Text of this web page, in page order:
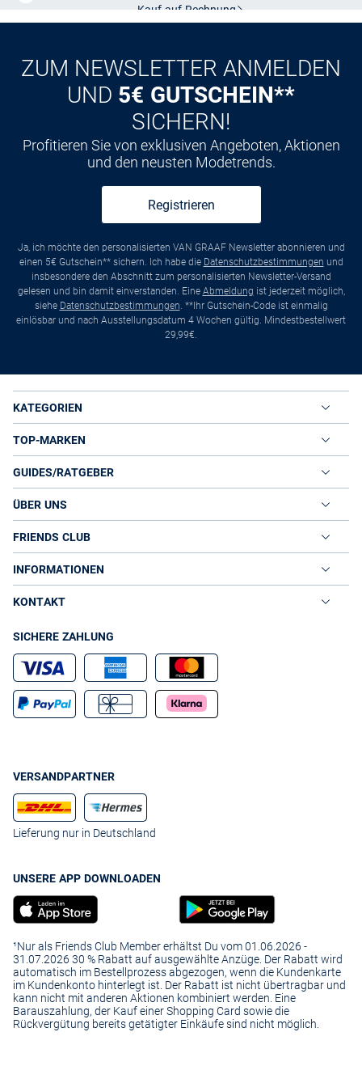
ZUM NEWSLETTER ANMELDEN
UND 5€ GUTSCHEIN**
SICHERN!
Profitieren Sie von exklusiven Angeboten, Aktionen
und den neusten Modetrends.
Registrieren
Ja, ich möchte den personalisierten VAN GRAAF Newsletter abonnieren und
einen 5€ Gutschein** sichern. Ich habe die Datenschutzbestimmungen und
insbesondere den Abschnitt zum personalisierten Newsletter-Versand
gelesen und bin damit einverstanden. Eine Abmeldung ist jederzeit möglich,
siehe Datenschutzbestimmungen. **Ihr Gutschein-Code ist einmalig
einlösbar und nach Ausstellungsdatum 4 Wochen gültig. Mindestbestellwert
29,99€.
KATEGORIEN
TOP-MARKEN
GUIDES/RATGEBER
ÜBER UNS
FRIENDS CLUB
INFORMATIONEN
KONTAKT
SICHERE ZAHLUNG
VERSANDPARTNER
Lieferung nur in Deutschland
UNSERE APP DOWNLOADEN
¹Nur als Friends Club Member erhältst Du vom 01.06.2026 -
31.07.2026 30 % Rabatt auf ausgewählte Anzüge. Der Rabatt wird
automatisch im Bestellprozess abgezogen, wenn die Kundenkarte
im Kundenkonto hinterlegt ist. Der Rabatt ist nicht übertragbar und
kann nicht mit anderen Aktionen kombiniert werden. Eine
Barauszahlung, der Kauf einer Shopping Card sowie die
Rückvergütung bereits getätigter Einkäufe sind nicht möglich.